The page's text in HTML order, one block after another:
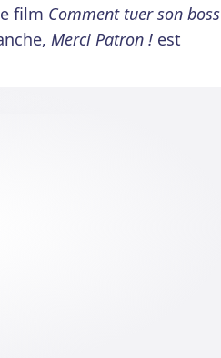
film Comment tuer son boss
Merci Patron ! est